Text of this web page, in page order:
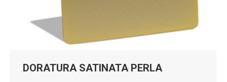
DORATURA SATINATA PERLA